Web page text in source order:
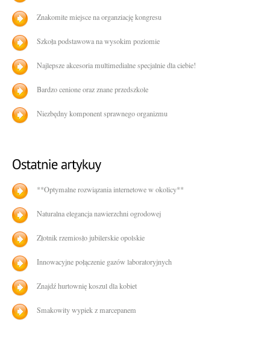
Znakomite miejsce na organziację kongresu
Szkoła podstawowa na wysokim poziomie
Najlepsze akcesoria multimedialne specjalnie dla ciebie!
Bardzo cenione oraz znane przedszkole
Niezbędny komponent sprawnego organizmu
**Optymalne rozwiązania internetowe w okolicy**
Naturalna elegancja nawierzchni ogrodowej
Złotnik rzemiosło jubilerskie opolskie
Innowacyjne połączenie gazów laboratoryjnych
Znajdź hurtownię koszul dla kobiet
Smakowity wypiek z marcepanem